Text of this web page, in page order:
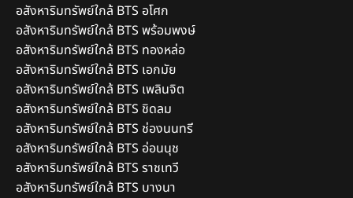
อสังหาริมทรัพย์ใกล้ BTS อโศก
อสังหาริมทรัพย์ใกล้ BTS พร้อมพงษ์
อสังหาริมทรัพย์ใกล้ BTS ทองหล่อ
อสังหาริมทรัพย์ใกล้ BTS เอกมัย
อสังหาริมทรัพย์ใกล้ BTS เพลินจิต
อสังหาริมทรัพย์ใกล้ BTS ชิดลม
อสังหาริมทรัพย์ใกล้ BTS ช่องนนทรี
อสังหาริมทรัพย์ใกล้ BTS อ่อนนุช
อสังหาริมทรัพย์ใกล้ BTS ราชเทวี
อสังหาริมทรัพย์ใกล้ BTS บางนา